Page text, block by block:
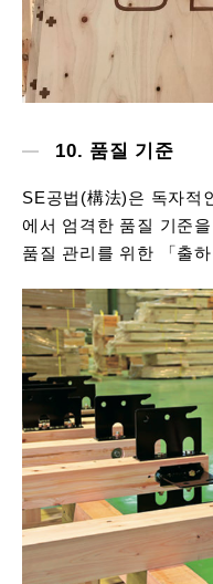
10. 품질 기준
SE공법(構法)은 독자적
에서 엄격한 품질 기준
품질 관리를 위한 「출